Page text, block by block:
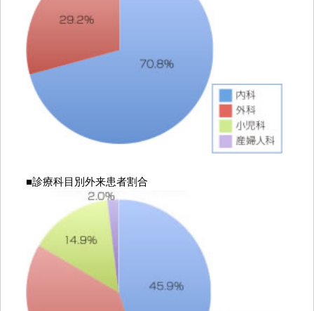
■診療科目別外来患者割合